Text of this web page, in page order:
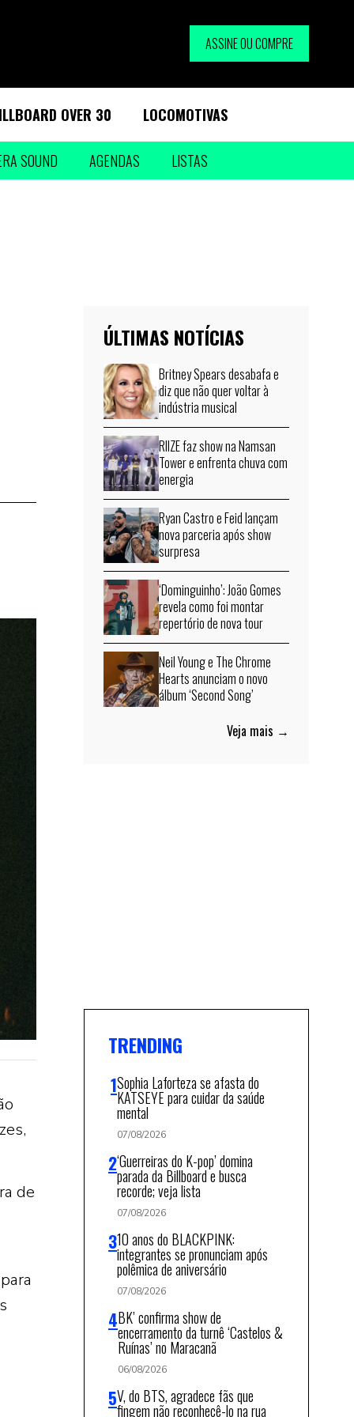
ASSINE OU COMPRE
OVER 30 LOCOMOTIVAS
SOUND AGENDAS LISTAS
de
ÚLTIMAS NOTÍCIAS
Britney Spears desabafa e
diz que não quer voltar à
indústria musical
RIIZE faz show na Namsan
Tower e enfrenta chuva com
energia
Ryan Castro e Feid lançam
nova parceria após show
surpresa
‘Dominguinho’: João Gomes
revela como foi montar
repertório de nova tour
Neil Young e The Chrome
Hearts anunciam o novo
álbum ‘Second Song’
Veja mais →
TRENDING
Sophia Laforteza se afasta do
KATSEYE para cuidar da saúde
mental
07/08/2026
‘Guerreiras do K-pop’ domina
parada da Billboard e busca
recorde; veja lista
07/08/2026
10 anos do BLACKPINK:
integrantes se pronunciam após
polêmica de aniversário
07/08/2026
BK’ confirma show de
encerramento da turnê ‘Castelos &
Ruínas’ no Maracanã
06/08/2026
V, do BTS, agradece fãs que
fingem não reconhecê-lo na rua